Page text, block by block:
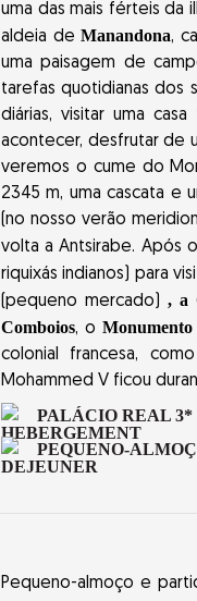
uma das mais férteis da
aldeia de Manandona,
uma paisagem de
tarefas quotidianas dos
diárias, visitar uma
acontecer, desfrutar de
veremos o cume do
2345 m, uma cascata e
(no nosso verão
volta a Antsirabe. Após
riquixás indianos) para
(pequeno mercado) , a
Comboios, o
colonial francesa,
Mohammed V ficou
PALÁCIO REAL 3*
PEQUENO-
Pequeno-almoço e